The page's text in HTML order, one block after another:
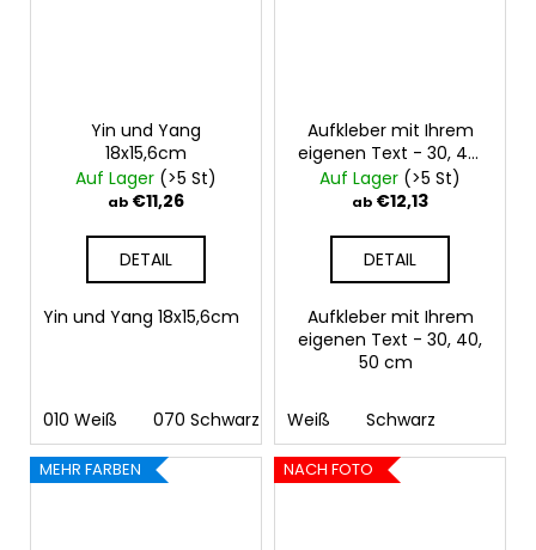
Yin und Yang
18x15,6cm
Auf Lager (>5 St)
ab €11,26
DETAIL
Yin und Yang 18x15,6cm
010 Weiß 070 Schwarz 090 Silber 091 Gold
Aufkleber mit Ihrem
eigenen Text - 30, 40,
50 cm
Auf Lager (>5 St)
ab €12,13
DETAIL
Aufkleber mit Ihrem
eigenen Text - 30, 40,
50 cm
Weiß Schwarz
MEHR FARBEN NACH FOTO